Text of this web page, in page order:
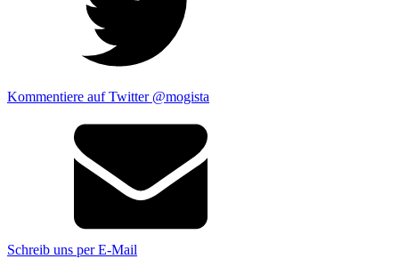
Kommentiere auf Twitter @mogista
Schreib uns per E-Mail